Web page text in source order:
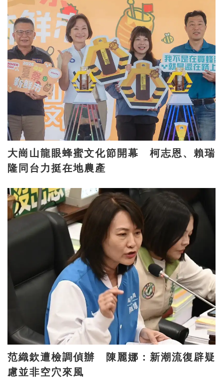
大崗山龍眼蜂蜜文化節開幕 柯志恩、賴瑞
隆同台力挺在地農產
范織欽遭檢調偵辦 陳麗娜：新潮流復辟疑
慮並非空穴來風